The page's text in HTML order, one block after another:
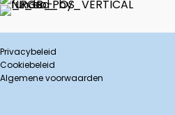
Privacybeleid
Cookiebeleid
Algemene voorwaarden